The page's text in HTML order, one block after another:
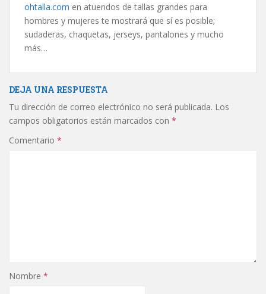
ohtalla.com en atuendos de tallas grandes para
hombres y mujeres te mostrará que sí es posible;
sudaderas, chaquetas, jerseys, pantalones y mucho
más…
DEJA UNA RESPUESTA
Tu dirección de correo electrónico no será publicada. Los
campos obligatorios están marcados con *
Comentario *
Nombre *